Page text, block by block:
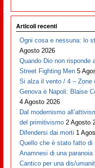
Articoli recenti
Ogni cosa e nessuna: lo
Agosto 2026
Quando Dio non risponde
Street Fighting Men 5
Si alza il vento / 4 – Zone
Genova è Napoli: Blaise
4 Agosto 2026
Dal modernismo
del primitivismo 2 Agosto
Difendersi dai morti 1
Quello che è stato fatto di
Anamnesi di una paranoia
Cantico per una dis/